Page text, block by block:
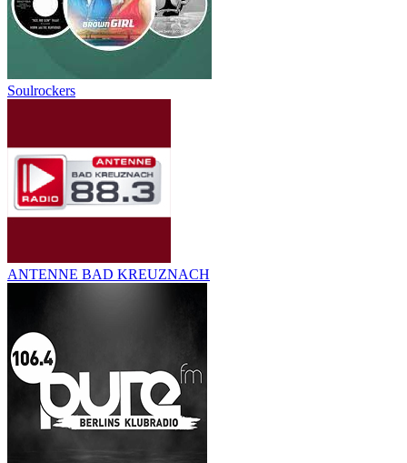
Soulrockers
ANTENNE BAD KREUZNACH